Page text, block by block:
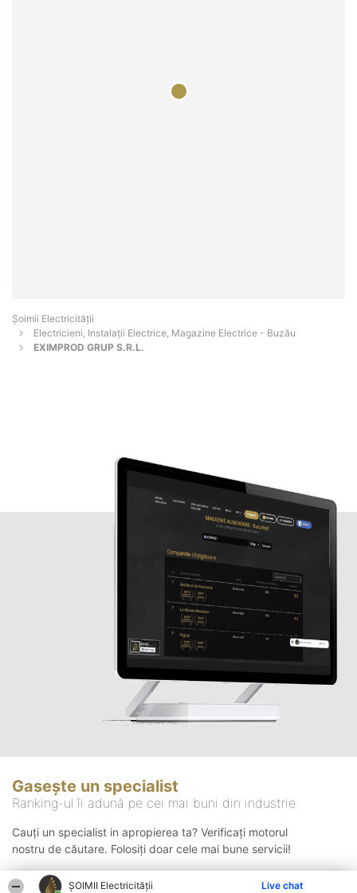
ȘOIMII Electricității Live chat
Șoimii Electricității
Electricieni, Instalații Electrice, Magazine Electrice - Buzău
EXIMPROD GRUP S.R.L.
Gasește un specialist
Ranking-ul îi adună pe cei mai buni din industrie
Cauți un specialist in apropierea ta? Verificați motorul
nostru de căutare. Folosiți doar cele mai bune servicii!